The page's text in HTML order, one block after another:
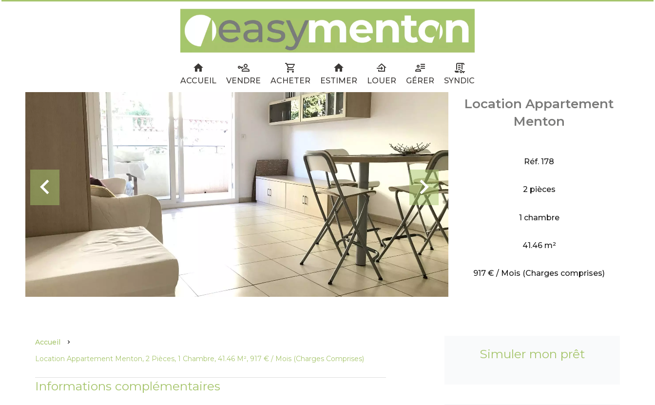
ACCUEIL VENDRE ACHETER ESTIMER LOUER GÉRER SYNDIC
Location Appartement
Menton
Réf. 178
2 pièces
1 chambre
41.46 m²
917 € / Mois (Charges comprises)
Accueil
Location Appartement Menton, 2 Pièces, 1 Chambre, 41.46 M², 917 € / Mois (Charges Comprises)
Informations complémentaires
Simuler mon prêt